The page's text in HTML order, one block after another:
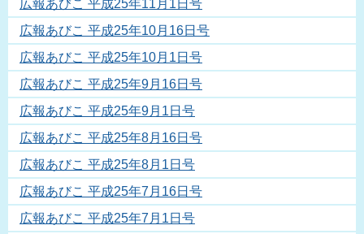
広報あびこ 平成25年11月1日号
広報あびこ 平成25年10月16日号
広報あびこ 平成25年10月1日号
広報あびこ 平成25年9月16日号
広報あびこ 平成25年9月1日号
広報あびこ 平成25年8月16日号
広報あびこ 平成25年8月1日号
広報あびこ 平成25年7月16日号
広報あびこ 平成25年7月1日号